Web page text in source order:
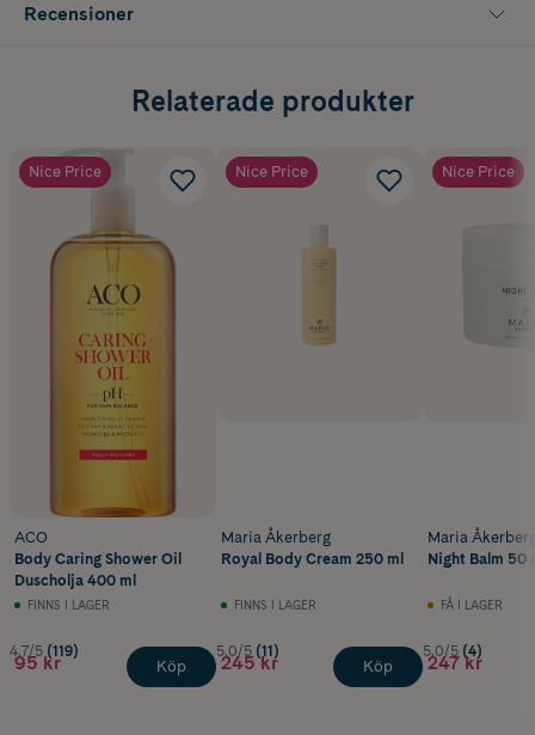
Recensioner
Relaterade produkter
Nice Price
ACO
Body Caring Shower Oil
Duscholja 400 ml
FINNS I LAGER
4.7/5 (119)
95 kr Köp
Nice Price
Maria Åkerberg
Royal Body Cream 250 ml
FINNS I LAGER
5.0/5 (11)
245 kr Köp
Nice Price
Maria
Night Balm 50
FÅ I LAGER
5.0/5 (4)
247 kr